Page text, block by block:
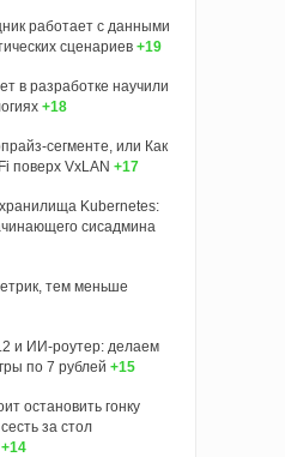
работает с данными
сценариев +19
в разработке научили
+18
сегменте, или Как
поверх VxLAN +17
Kubernetes:
сисадмина
тем меньше
и ИИ-роутер: делаем
по 7 рублей +15
остановить гонку
за стол
+14